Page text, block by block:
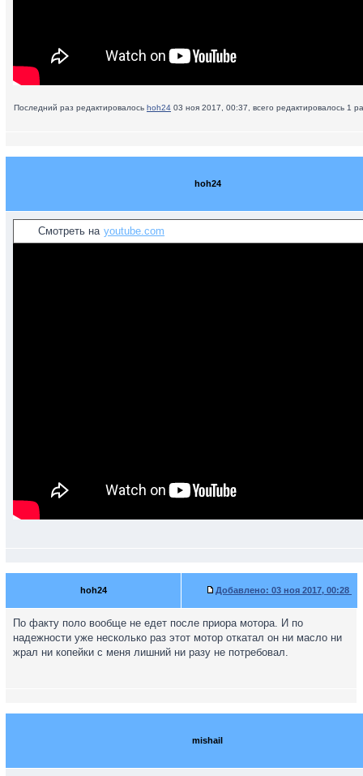
Последний раз редактировалось hoh24 03 ноя 2017, 00:37, всего редактировалось 1
hoh24
Смотреть на youtube.com
hoh24 Добавлено: 03 ноя 2017, 00:28
По факту поло вообще не едет после приора мотора. И по
надежности уже несколько раз этот мотор откатал он ни масло ни
жрал ни копейки с меня лишний ни разу не потребовал.
mishail